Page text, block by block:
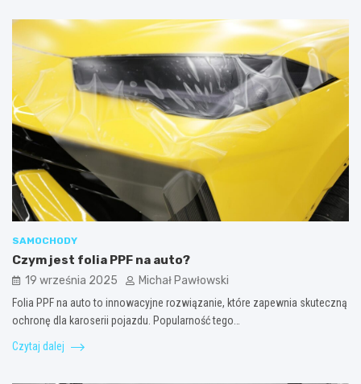
SAMOCHODY
Czym jest folia PPF na auto?
19 września 2025 Michał Pawłowski
Folia PPF na auto to innowacyjne rozwiązanie, które zapewnia skuteczną
ochronę dla karoserii pojazdu. Popularność tego…
Czytaj dalej